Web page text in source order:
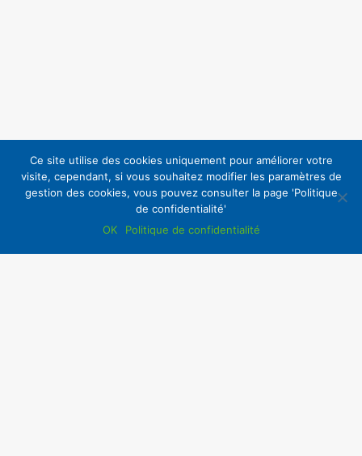
Ce site utilise des cookies uniquement pour améliorer votre
visite, cependant, si vous souhaitez modifier les paramètres de
gestion des cookies, vous pouvez consulter la page 'Politique
de confidentialité'
OK
Politique de confidentialité